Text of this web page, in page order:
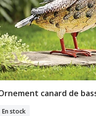
Ajouter Au
canard de
En stock